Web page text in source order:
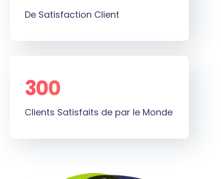
De Satisfaction Client
300
Clients Satisfaits de par le Monde